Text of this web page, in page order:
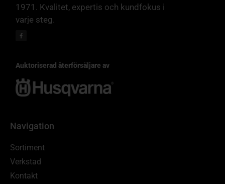
1971. Kvalitet, expertis och kundfokus i
varje steg.
Auktoriserad återförsäljare av
Navigation
Sortiment
Verkstad
Kontakt